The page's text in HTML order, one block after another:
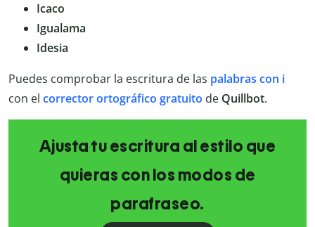
Icaco
Igualama
Idesia
Puedes comprobar la escritura de las palabras con i
con el corrector ortográfico gratuito de Quillbot.
Ajusta tu escritura al estilo que
quieras con los modos de
parafraseo.